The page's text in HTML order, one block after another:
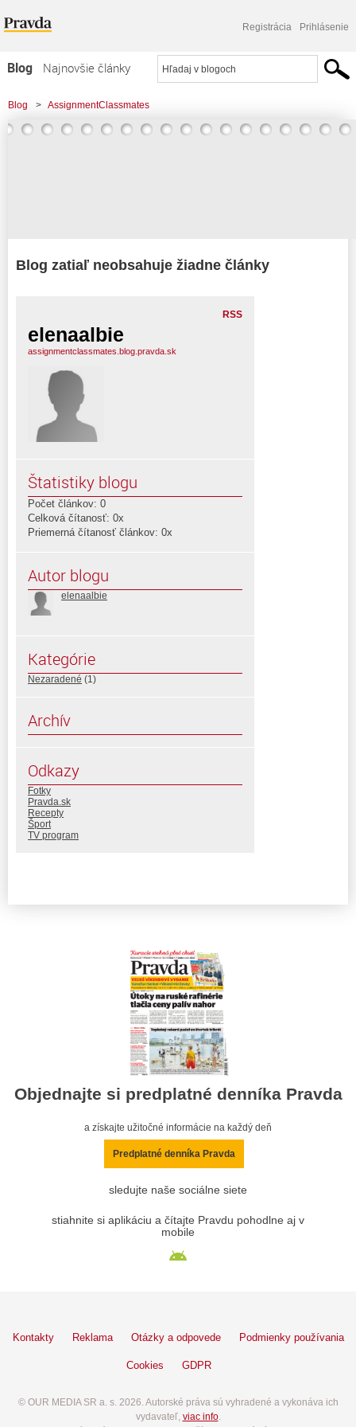
Registrácia Prihlásenie
Blog
Najnovšie články
Najčítanejšie články
Najkomentovanejšie články
Blog > AssignmentClassmates
Blog zatiaľ neobsahuje žiadne články
RSS
elenaalbie
assignmentclassmates.blog.pravda.sk
Štatistiky blogu
Počet článkov: 0
Celková čítanosť: 0x
Priemerná čítanosť článkov: 0x
Autor blogu
elenaalbie
Kategórie
Nezaradené (1)
Archív
Odkazy
Fotky
Pravda.sk
Recepty
Šport
TV program
Objednajte si predplatné denníka Pravda
a získajte užitočné informácie na každý deň
Predplatné denníka Pravda
sledujte naše sociálne siete
stiahnite si aplikáciu a čítajte Pravdu pohodlne aj v
mobile
Kontakty Reklama Otázky a odpovede Podmienky používania
Cookies GDPR
© OUR MEDIA SR a. s. 2026. Autorské práva sú vyhradené a vykonáva ich
vydavateľ, viac info.